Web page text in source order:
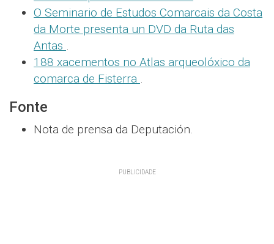
O Seminario de Estudos Comarcais da Costa
da Morte presenta un DVD da Ruta das
Antas .
188 xacementos no Atlas arqueolóxico da
comarca de Fisterra .
Fonte
Nota de prensa da Deputación.